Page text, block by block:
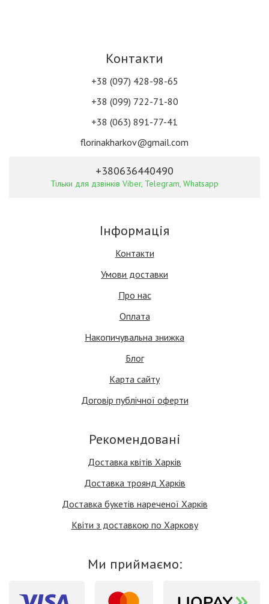
Контакти
+38 (097) 428-98-65
+38 (099) 722-71-80
+38 (063) 891-77-41
florinakharkov@gmail.com
+380636440490
Тільки для дзвінків Viber, Telegram, Whatsapp
Інформація
Контакти
Умови доставки
Про нас
Оплата
Накопичувальна знижка
Блог
Карта сайту
Договір публічної оферти
Рекомендовані
Доставка квітів Харків
Доставка троянд Харків
Доставка букетів нареченої Харків
Квіти з доставкою по Харкову
Ми приймаємо: